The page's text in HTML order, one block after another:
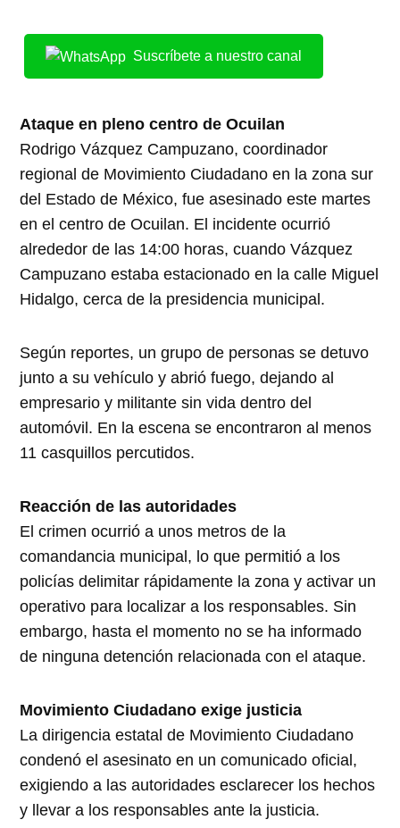
Suscríbete a nuestro canal
Ataque en pleno centro de Ocuilan
Rodrigo Vázquez Campuzano, coordinador
regional de Movimiento Ciudadano en la zona sur
del Estado de México, fue asesinado este martes
en el centro de Ocuilan. El incidente ocurrió
alrededor de las 14:00 horas, cuando Vázquez
Campuzano estaba estacionado en la calle Miguel
Hidalgo, cerca de la presidencia municipal.
Según reportes, un grupo de personas se detuvo
junto a su vehículo y abrió fuego, dejando al
empresario y militante sin vida dentro del
automóvil. En la escena se encontraron al menos
11 casquillos percutidos.
Reacción de las autoridades
El crimen ocurrió a unos metros de la
comandancia municipal, lo que permitió a los
policías delimitar rápidamente la zona y activar un
operativo para localizar a los responsables. Sin
embargo, hasta el momento no se ha informado
de ninguna detención relacionada con el ataque.
Movimiento Ciudadano exige justicia
La dirigencia estatal de Movimiento Ciudadano
condenó el asesinato en un comunicado oficial,
exigiendo a las autoridades esclarecer los hechos
y llevar a los responsables ante la justicia.